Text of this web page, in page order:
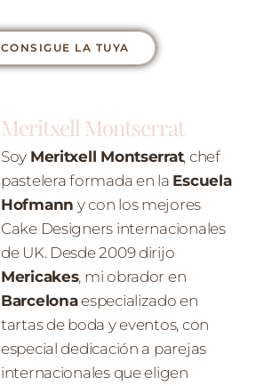
CONSIGUE LA TUYA
Meritxell Montserrat
Soy Meritxell Montserrat, chef
pastelera formada en la Escuela
Hofmann y con los mejores
Cake Designers internacionales
de UK. Desde 2009 dirijo
Mericakes, mi obrador en
Barcelonaespecializado en
tartas de boda y eventos, con
especial dedicación a parejas
internacionales que eligen